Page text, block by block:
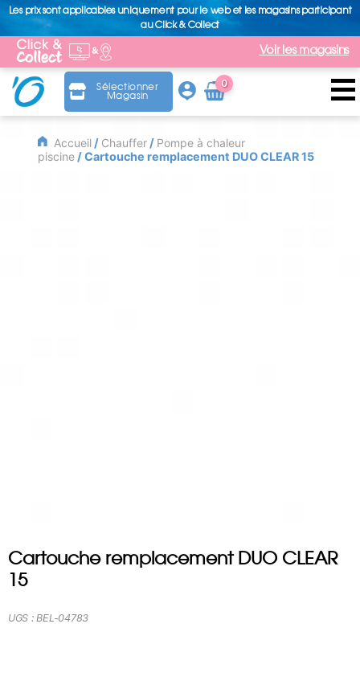
Les prix sont applicables uniquement pour le web et les magasins participant
au Click & Collect
Voir les magasins
Sélectionner
Magasin
0
Arti
cle
Accueil/ Chauffer/ Pompe à chaleur
piscine/ Cartouche remplacement DUO CLEAR 15
Cartouche remplacement DUO CLEAR
15
UGS :BEL-04783